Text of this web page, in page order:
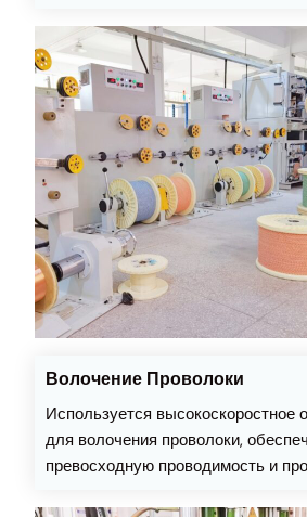
Волочение Проволоки
Используется высокоскоростное
для волочения проволоки,
превосходную проводимость и